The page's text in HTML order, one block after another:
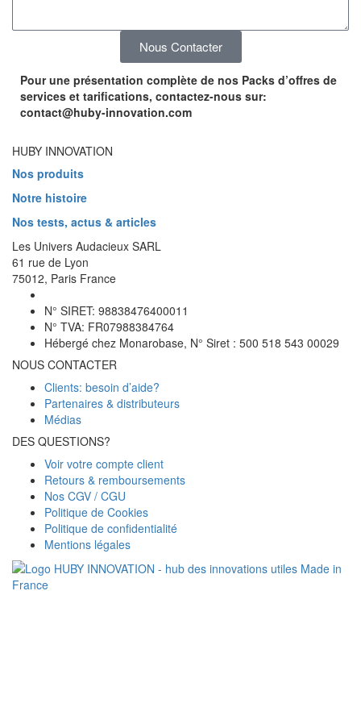
Nous Contacter
Pour une présentation complète de nos Packs d’offres de
services et tarifications, contactez-nous sur:
contact@huby-innovation.com
HUBY INNOVATION
Nos produits
Notre histoire
Nos tests, actus & articles
Les Univers Audacieux SARL
61 rue de Lyon
75012, Paris France
N° SIRET: 98838476400011
N° TVA: FR07988384764
Hébergé chez Monarobase, N° Siret : 500 518 543 00029
NOUS CONTACTER
Clients: besoin d’aide?
Partenaires & distributeurs
Médias
DES QUESTIONS?
Voir votre compte client
Retours & remboursements
Nos CGV / CGU
Politique de Cookies
Politique de confidentialité
Mentions légales